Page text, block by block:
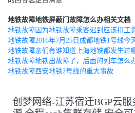
地铁故障地铁屏蔽门故障怎么办相关文档
地铁故障因为地铁故障乘客迟到应该扣工
地铁故障2016年7月25日成都地铁1号线今
地铁故障亲们有谁知道上海地铁都发生过
地铁故障地铁出故障了，后面的列车怎么
地铁故障西安地铁2号线的重大事故
创梦网络-江苏宿迁BGP云服